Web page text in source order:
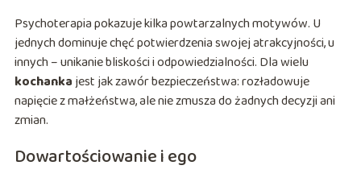
Psychoterapia pokazuje kilka powtarzalnych motywów. U
jednych dominuje chęć potwierdzenia swojej atrakcyjności, u
innych – unikanie bliskości i odpowiedzialności. Dla wielu
kochankajest jak zawór bezpieczeństwa: rozładowuje
napięcie z małżeństwa, ale nie zmusza do żadnych decyzji ani
zmian.
Dowartościowanie i ego